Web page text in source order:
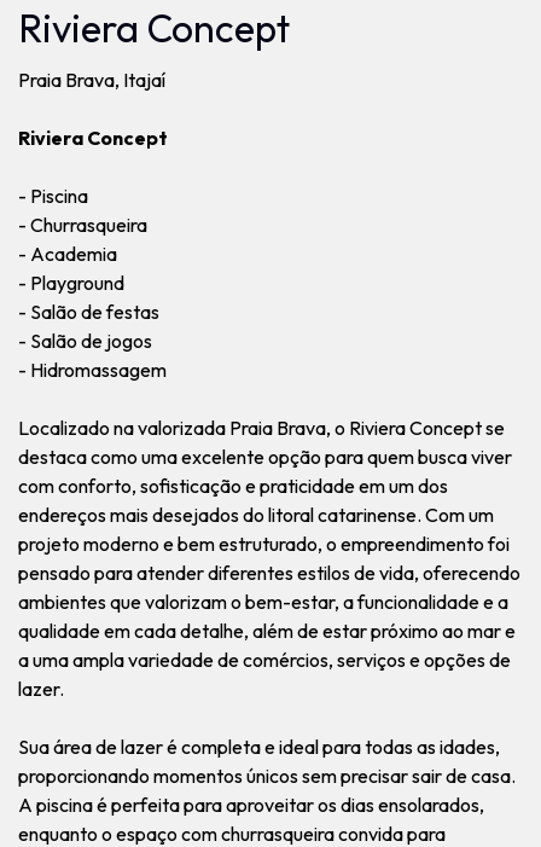
Riviera Concept
Praia Brava, Itajaí
Riviera Concept
- Piscina
- Churrasqueira
- Academia
- Playground
- Salão de festas
- Salão de jogos
- Hidromassagem
Localizado na valorizada Praia Brava, o Riviera Concept se
destaca como uma excelente opção para quem busca viver
com conforto, sofisticação e praticidade em um dos
endereços mais desejados do litoral catarinense. Com um
projeto moderno e bem estruturado, o empreendimento foi
pensado para atender diferentes estilos de vida, oferecendo
ambientes que valorizam o bem-estar, a funcionalidade e a
qualidade em cada detalhe, além de estar próximo ao mar e
a uma ampla variedade de comércios, serviços e opções de
lazer.
Sua área de lazer é completa e ideal para todas as idades,
proporcionando momentos únicos sem precisar sair de casa.
A piscina é perfeita para aproveitar os dias ensolarados,
enquanto o espaço com churrasqueira convida para